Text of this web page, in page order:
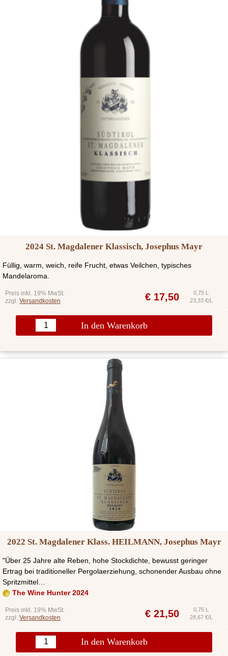
2024 St. Magdalener Klassisch, Josephus Mayr
Füllig, warm, weich, reife Frucht, etwas Veilchen, typisches
Mandelaroma.
Preis inkl. 19% MwSt.
zzgl. Versandkosten € 17,50
0,75 L
23,33 €/L
In den Warenkorb
2022 St. Magdalener Klass. HEILMANN, Josephus Mayr
"Über 25 Jahre alte Reben, hohe Stockdichte, bewusst geringer
Ertrag bei traditioneller Pergolaerziehung, schonender Ausbau ohne
Spritzmittel…
The Wine Hunter 2024
Preis inkl. 19% MwSt.
zzgl. Versandkosten € 21,50
0,75 L
28,67 €/L
In den Warenkorb